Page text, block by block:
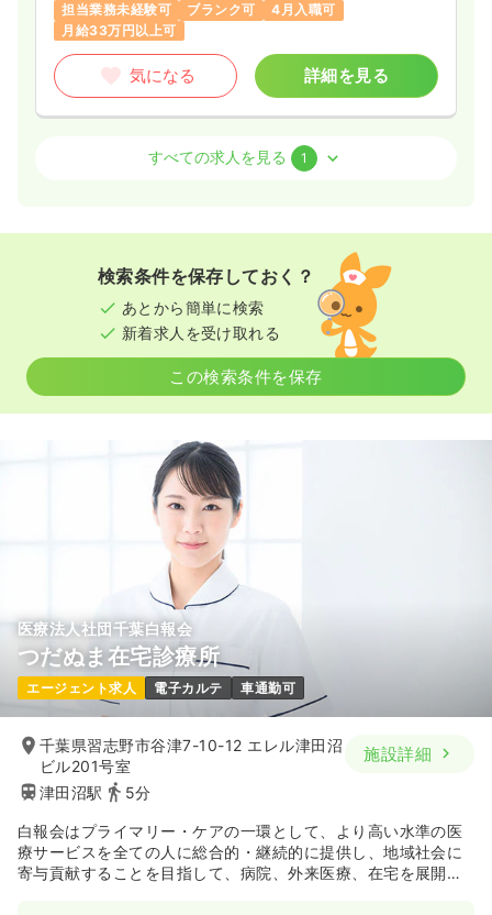
担当業務未経験可
ブランク可
4月入職可
月給33万円以上可
気になる 詳細を見る
正・准看護師 / 管理職
9:00～18:00（休憩60分）
土日祝休み
年間休日126日
残業月5時間
担当業務未経験可
ブランク可 月給40万円以上可
気になる 詳細を見る
すべての求人を見る 1
検索条件を保存しておく？
あとから簡単に検索
新着求人を受け取れる
この検索条件を保存
医療法人社団千葉白報会
つだぬま在宅診療所
エージェント求人 電子カルテ 車通勤可
千葉県習志野市谷津7-10-12 エレル津田沼
ビル201号室
津田沼駅
5分
施設詳細
白報会はプライマリー・ケアの一環として、より高い水準の医
療サービスを全ての人に総合的・継続的に提供し、地域社会に
寄与貢献することを目指して、病院、外来医療、在宅を展開し